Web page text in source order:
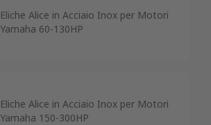
Eliche Alice in Acciaio Inox per Motori
Yamaha 60-130HP
Eliche Alice in Acciaio Inox per Motori
Yamaha 150-300HP